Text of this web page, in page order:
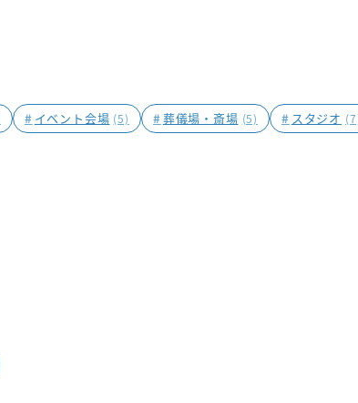
# イベント会場 (5) #葬儀場・斎場 (5) # スタジオ